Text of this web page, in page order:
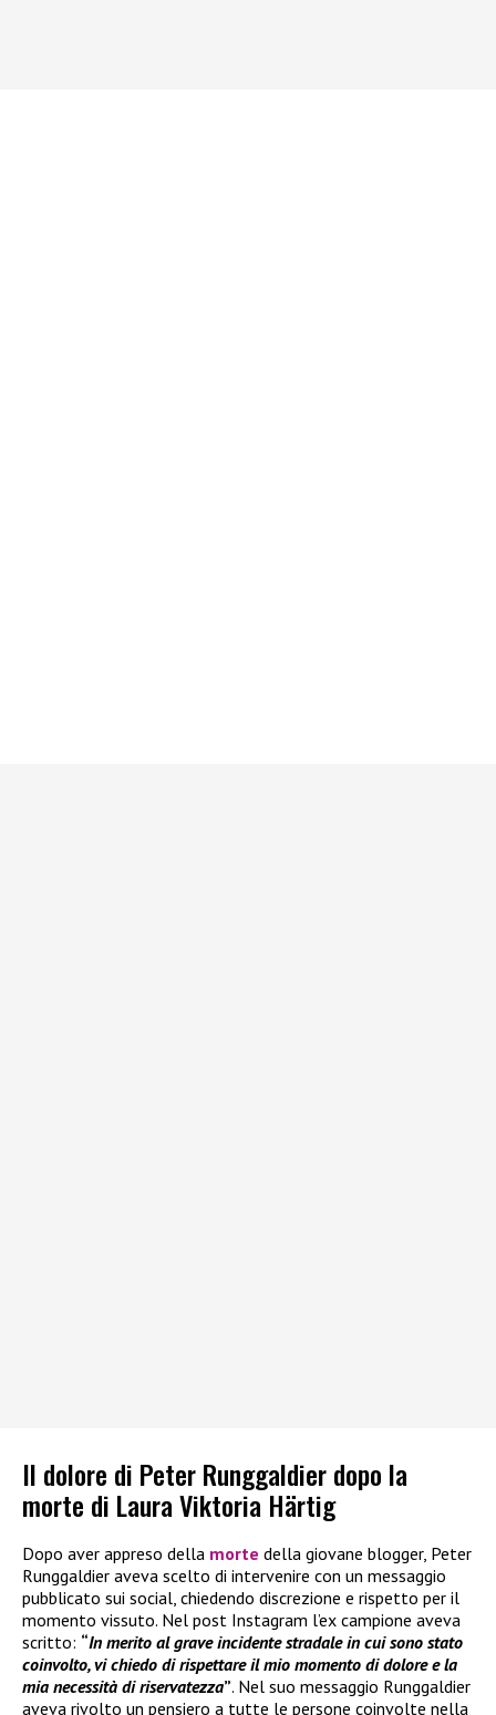
Il dolore di Peter Runggaldier dopo la
morte di Laura Viktoria Härtig
Dopo aver appreso della morte della giovane blogger, Peter
Runggaldier aveva scelto di intervenire con un messaggio
pubblicato sui social, chiedendo discrezione e rispetto per il
momento vissuto. Nel post Instagram l’ex campione aveva
scritto: “In merito al grave incidente stradale in cui sono stato
coinvolto, vi chiedo di rispettare il mio momento di dolore e la
mia necessità di riservatezza”. Nel suo messaggio Runggaldier
aveva rivolto un pensiero a tutte le persone coinvolte nella